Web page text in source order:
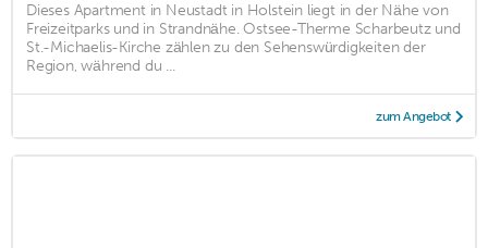
Dieses Apartment in Neustadt in Holstein liegt in der Nähe von
Freizeitparks und in Strandnähe. Ostsee-Therme Scharbeutz und
St.-Michaelis-Kirche zählen zu den Sehenswürdigkeiten der
Region, während du ...
zum Angebot